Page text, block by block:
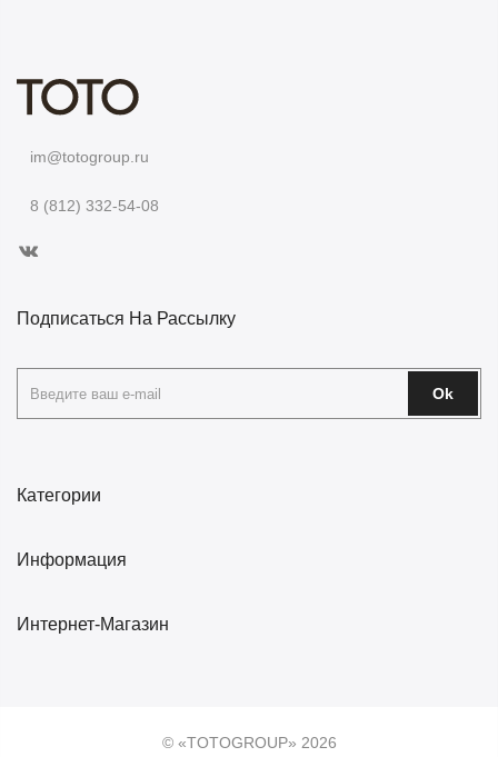
im@totogroup.ru
8 (812) 332-54-08
Категории
Информация
Интернет-Магазин
Подписаться На Рассылку
Ok
© «TOTOGROUP» 2026